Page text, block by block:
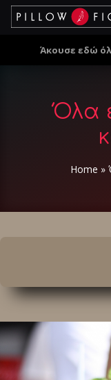
Άκουσε εδώ
Όλα
Home »